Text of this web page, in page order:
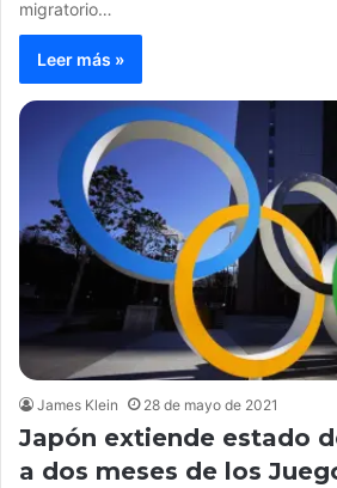
migratorio…
Leer más »
James Klein 28 de mayo de 2021
Japón extiende estado
a dos meses de los